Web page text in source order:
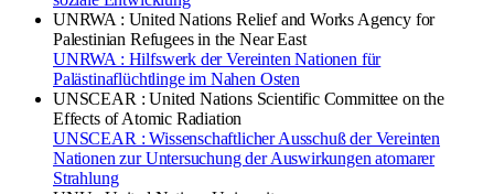
UNRWA : United Nations Relief and Works Agency for
Palestinian Refugees in the Near East
UNRWA : Hilfswerk der Vereinten Nationen für
Palästinaflüchtlinge im Nahen Osten
UNSCEAR : United Nations Scientific Committee on the
Effects of Atomic Radiation
UNSCEAR : Wissenschaftlicher Ausschuß der Vereinten
Nationen zur Untersuchung der Auswirkungen atomarer
Strahlung